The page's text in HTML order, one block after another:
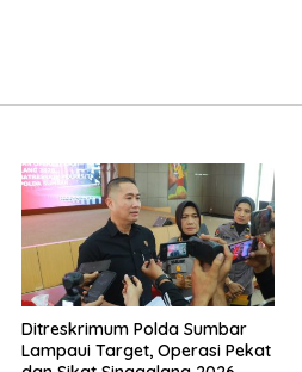
Ditreskrimum Polda Sumbar
Lampaui Target, Operasi Pekat